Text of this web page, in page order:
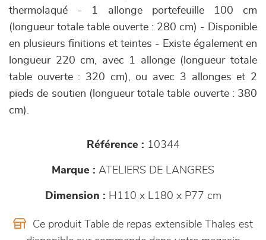
thermolaqué - 1 allonge portefeuille 100 cm
(longueur totale table ouverte : 280 cm) - Disponible
en plusieurs finitions et teintes - Existe également en
longueur 220 cm, avec 1 allonge (longueur totale
table ouverte : 320 cm), ou avec 3 allonges et 2
pieds de soutien (longueur totale table ouverte : 380
cm).
Référence : 10344
Marque : ATELIERS DE LANGRES
Dimension : H110 x L180 x P77 cm
Ce produit Table de repas extensible Thales est